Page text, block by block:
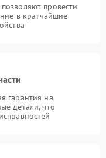
провести
в кратчайшие
гарантия на
детали, что